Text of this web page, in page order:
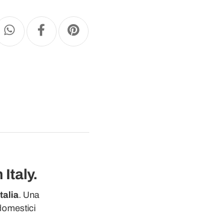
Italy.
. Una